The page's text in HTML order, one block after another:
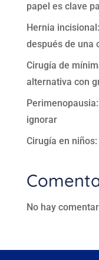
papel es clave
Hernia
después de una
Cirugía de
alternativa con
ignorar
Cirugía en
No hay